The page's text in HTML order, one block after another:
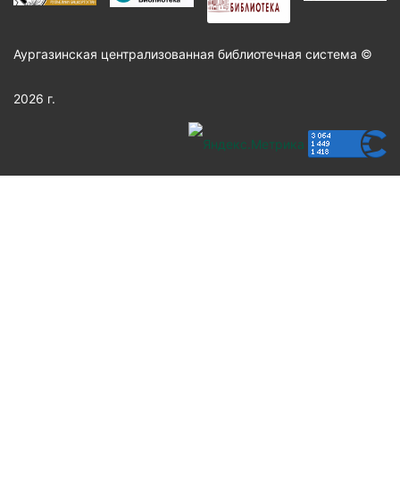
Аургазинская централизованная библиотечная система ©
2026 г.